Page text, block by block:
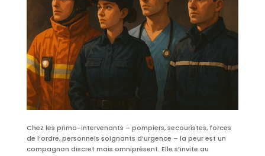
Chez les primo-intervenants – pompiers, secouristes, forces
de l’ordre, personnels soignants d’urgence – la peur est un
compagnon discret mais omniprésent. Elle s’invite au